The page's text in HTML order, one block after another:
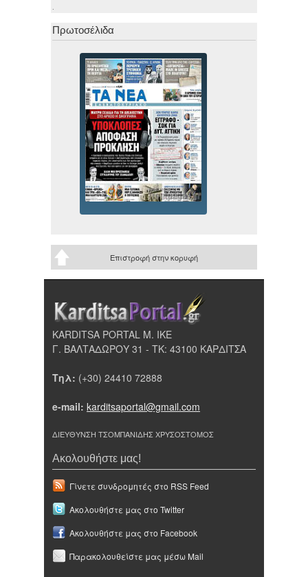
Πρωτοσέλιδα
Επιστροφή στην κορυφή
KARDITSA PORTAL Μ. ΙΚΕ
Γ. ΒΑΛΤΑΔΩΡΟΥ 31 - ΤΚ: 43100 ΚΑΡΔΙΤΣΑ
Τηλ: (+30) 24410 72888
e-mail: karditsaportal@gmail.com
ΔΙΕΥΘΥΝΣΗ ΤΣΟΜΠΑΝΙΔΗΣ ΧΡΥΣΟΣΤΟΜΟΣ
Ακολουθήστε μας!
Γίνετε συνδρομητές στο RSS Feed
Ακολουθήστε μας στο Twitter
Ακολουθήστε μας στο Facebook
Παρακολουθείστε μας μέσω Mail